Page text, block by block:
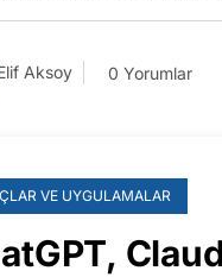
Aksoy 0 Yorumlar
VE UYGULAMALAR